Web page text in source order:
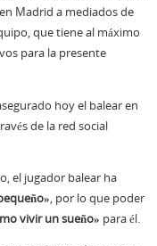
Madrid a mediados de
que tiene al máximo
para la presente
hoy el balear en
de la red social
el jugador balear ha
, por lo que poder
vivir un sueño» para él.